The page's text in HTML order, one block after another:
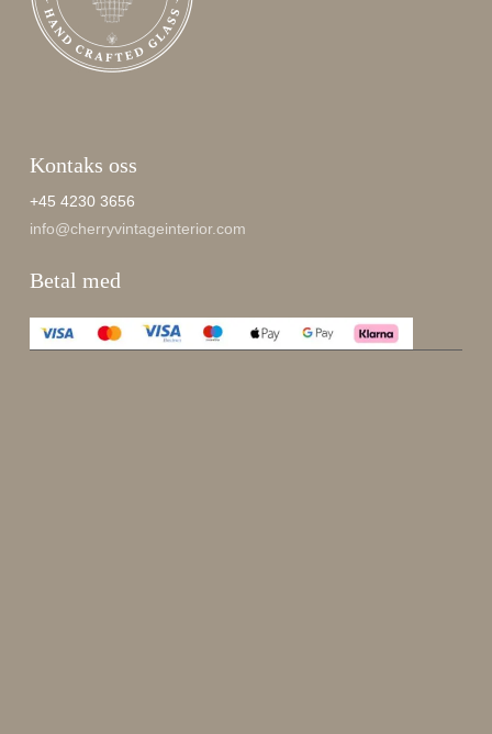
Kontaks oss
+45 4230 3656
info@cherryvintageinterior.com
Betal med